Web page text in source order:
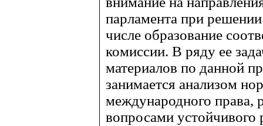
парламента при
числе образование
комиссии. В ряду ее
материалов по данной
занимается анализом
международного права,
вопросами устойчивого